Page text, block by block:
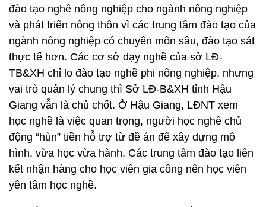
đào tạo nghề nông nghiệp cho ngành nông nghiệp
và phát triển nông thôn vì các trung tâm đào tạo của
ngành nông nghiệp có chuyên môn sâu, đào tạo sát
thực tế hơn. Các cơ sở dạy nghề của sở LĐ-
TB&XH chỉ lo đào tạo nghề phi nông nghiệp, nhưng
vai trò quản lý chung thì Sở LĐ-B&XH tỉnh Hậu
Giang vẫn là chủ chốt. Ở Hậu Giang, LĐNT xem
học nghề là việc quan trọng, người học nghề chủ
động “hùn” tiền hỗ trợ từ đề án để xây dựng mô
hình, vừa học vừa hành. Các trung tâm đào tạo liên
kết nhận hàng cho học viên gia công nên học viên
yên tâm học nghề.